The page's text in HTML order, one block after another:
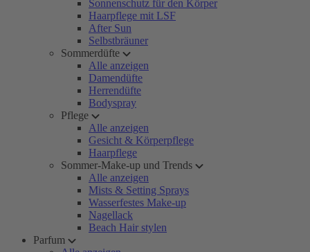
Sonnenschutz für den Körper
Haarpflege mit LSF
After Sun
Selbstbräuner
Sommerdüfte
Alle anzeigen
Damendüfte
Herrendüfte
Bodyspray
Pflege
Alle anzeigen
Gesicht & Körperpflege
Haarpflege
Sommer-Make-up und Trends
Alle anzeigen
Mists & Setting Sprays
Wasserfestes Make-up
Nagellack
Beach Hair stylen
Parfum